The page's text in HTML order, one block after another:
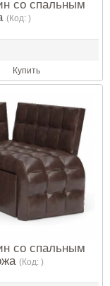
со спальным
(Код: )
Купить
со спальным
(Код: )